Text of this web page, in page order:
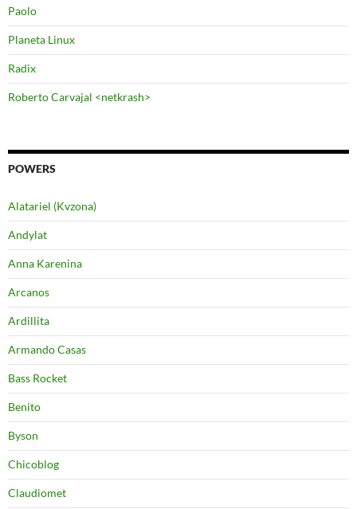
Paolo
Planeta Linux
Radix
Roberto Carvajal <netkrash>
POWERS
Alatariel (Kvzona)
Andylat
Anna Karenina
Arcanos
Ardillita
Armando Casas
Bass Rocket
Benito
Byson
Chicoblog
Claudiomet